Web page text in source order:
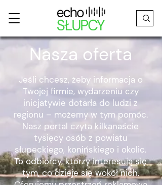
Nasza oferta
Jeśli chcesz, żeby informacja o
Twojej firmie, wydarzeniu czy
inicjatywie dotarła do ludzi z
regionu – możemy w tym pomóc.
Nasz portal czyta kilkanaście
tysięcy osób z powiatu
słupeckiego, konińskiego i okolic.
To odbiorcy, którzy interesują się
tym, co dzieje się wokół nich.